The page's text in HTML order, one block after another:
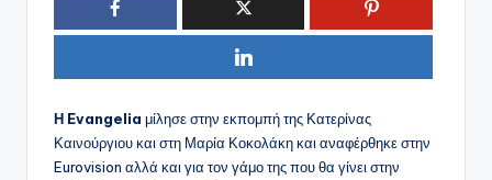
Η Evangelia μίλησε στην εκπομπή της Κατερίνας
Καινούργιου και στη Μαρία Κοκολάκη και αναφέρθηκε στην
Eurovision αλλά και για τον γάμο της που θα γίνει στην